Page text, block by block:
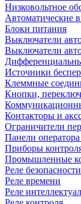
Низковольтное
Автоматические
Блоки питания
Выключатели
Выключатели
Источники
Клеммные
Кнопки,
Контакторы и
Ограничители
Панели
Приборы
Промышленные
Реле безопасности
Реле времени
Реле